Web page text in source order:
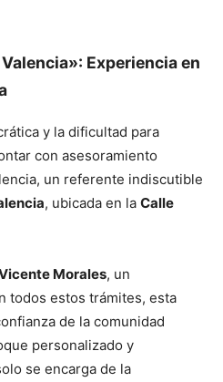
Experiencia en
y la dificultad para
con asesoramiento
un referente indiscutible
, ubicada en la Calle
Morales, un
todos estos trámites, esta
de la comunidad
personalizado y
se encarga de la